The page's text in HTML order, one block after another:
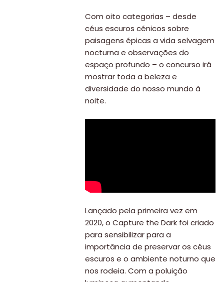
Com oito categorias – desde
céus escuros cénicos sobre
paisagens épicas a vida selvagem
nocturna e observações do
espaço profundo – o concurso irá
mostrar toda a beleza e
diversidade do nosso mundo à
noite.
Lançado pela primeira vez em
2020, o Capture the Dark foi criado
para sensibilizar para a
importância de preservar os céus
escuros e o ambiente noturno que
nos rodeia. Com a poluição